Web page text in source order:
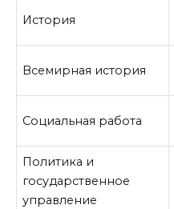
История
Всемирная история
Социальная работа
Политика и
государственное
управление